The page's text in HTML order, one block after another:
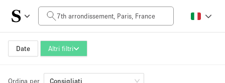
Date Altri filtri
Prezzo al giorno
0€
Dimensioni dello spazio
Ordina per Consigliati